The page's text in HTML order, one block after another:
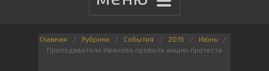
Главная Рубрики События 2015
Июнь
Преподаватели Иваново провели акцию протеста